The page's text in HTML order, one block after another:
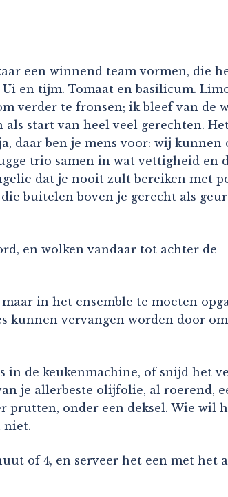
een winnend team vormen, die
en tijm. Tomaat en basilicum.
verder te fronsen; ik bleef van de
start van heel veel gerechten.
daar ben je mens voor: wij kunnen
trio samen in wat vettigheid en
dat je nooit zult bereiken met
buitelen boven je gerecht als
en wolken vandaar tot achter de
in het ensemble te moeten
kunnen vervangen worden door
de keukenmachine, of snijd het
je allerbeste olijfolie, al roerend,
prutten, onder een deksel. Wie wil
niet.
of 4, en serveer het een met het